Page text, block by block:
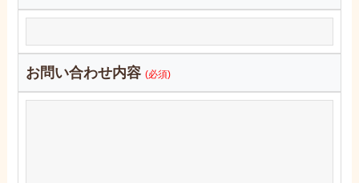
お問い合わせ内容 (必須)